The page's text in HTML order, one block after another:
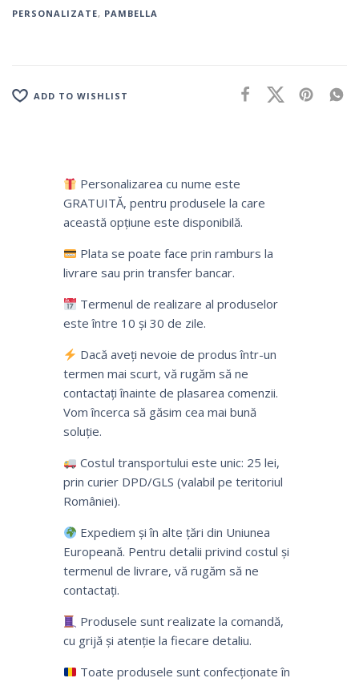
PERSONALIZATE, PAMBELLA
ADD TO WISHLIST
Personalizarea cu nume este
GRATUITĂ, pentru produsele la care
această opțiune este disponibilă.
Plata se poate face prin ramburs la
livrare sau prin transfer bancar.
Termenul de realizare al produselor
este între 10 și 30 de zile.
Dacă aveți nevoie de produs într-un
termen mai scurt, vă rugăm să ne
contactați înainte de plasarea comenzii.
Vom încerca să găsim cea mai bună
soluție.
Costul transportului este unic: 25 lei,
prin curier DPD/GLS (valabil pe teritoriul
României).
Expediem și în alte țări din Uniunea
Europeană. Pentru detalii privind costul și
termenul de livrare, vă rugăm să ne
contactați.
Produsele sunt realizate la comandă,
cu grijă și atenție la fiecare detaliu.
Toate produsele sunt confecționate în